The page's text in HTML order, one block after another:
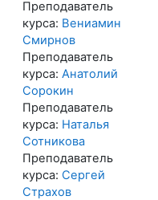
Преподаватель
курса: Вениамин
Смирнов
Преподаватель
курса: Анатолий
Сорокин
Преподаватель
курса: Наталья
Сотникова
Преподаватель
курса: Сергей
Страхов